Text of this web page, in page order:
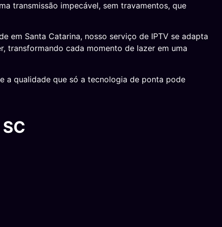
transmissão impecável, sem travamentos, que
em Santa Catarina, nosso serviço de IPTV se adapta
transformando cada momento de lazer em uma
a qualidade que só a tecnologia de ponta pode